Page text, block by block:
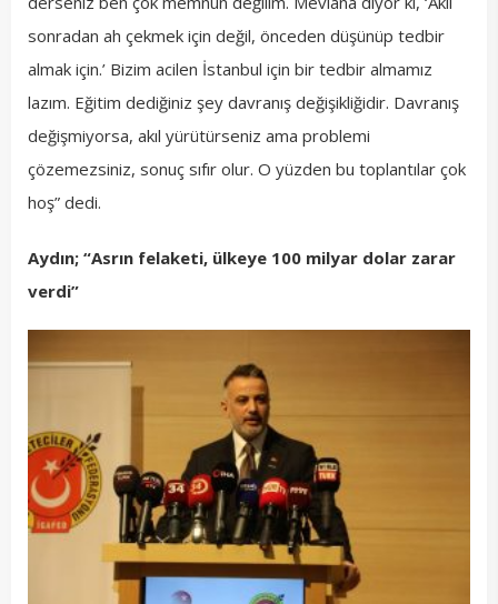
sonradan ah çekmek için değil, önceden düşünüp tedbir
almak için.’ Bizim acilen İstanbul için bir tedbir almamız
lazım. Eğitim dediğiniz şey davranış değişikliğidir. Davranış
değişmiyorsa, akıl yürütürseniz ama problemi
çözemezsiniz, sonuç sıfır olur. O yüzden bu toplantılar çok
hoş” dedi.
Aydın; “Asrın felaketi, ülkeye 100 milyar dolar zarar
verdi”